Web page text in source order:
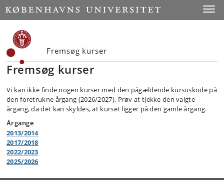
Fremsøg kurser
Fremsøg kurser
Vi kan ikke finde nogen kurser med den pågældende kursuskode på
den foretrukne årgang (2026/2027). Prøv at tjekke den valgte
årgang, da det kan skyldes, at kurset ligger på den gamle årgang.
Årgange
2013/2014
2017/2018
2022/2023
2025/2026